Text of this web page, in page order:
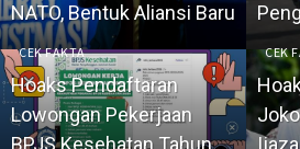
NATO, Bentuk Aliansi Baru
CEK FAKTA
Hoaks Pendaftaran
Lowongan Pekerjaan
BPJS Kesehatan Tahun
CEK